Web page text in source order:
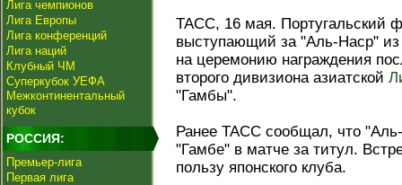
Лига чемпионов
Лига Европы
Лига конференций
Лига наций
Клубный ЧМ
Суперкубок УЕФА
Межконтинентальный
кубок
РОССИЯ:
Премьер-лига
Первая лига
ТАСС, 16 мая. Португальский
выступающий за "Аль-Наср"
на церемонию награждения
второго дивизиона азиатской
"Гамбы".
Ранее ТАСС сообщал, что
"Гамбе" в матче за титул.
пользу японского клуба.